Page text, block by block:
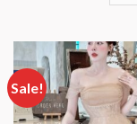
Sale!